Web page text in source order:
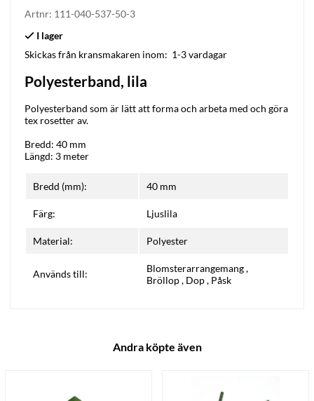
Artnr: 111-040-537-50-3
Skickas från kransmakaren inom: 1-3 vardagar
Polyesterband, lila
Polyesterband som är lätt att forma och arbeta med och göra
tex rosetter av.
Bredd: 40 mm
Längd: 3 meter
Bredd (mm): 40 mm
Färg: Ljuslila
Material: Polyester
Används till: Blomsterarrangemang,
Bröllop, Dop, Påsk
Andra köpte även